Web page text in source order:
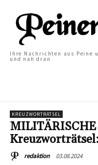
Ihre Nachrichten aus Peine
und nah dran
KREUZWORTRÄTSEL
redaktion 03.08.2024